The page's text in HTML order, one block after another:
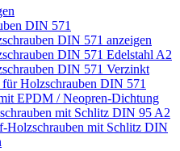
DIN 571
DIN 571 anzeigen
DIN 571 Edelstahl A2
DIN 571 Verzinkt
Holzschrauben DIN 571
EPDM / Neopren-Dichtung
mit Schlitz DIN 95 A2
Holzschrauben mit Schlitz DIN